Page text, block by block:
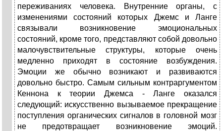
переживаниях человека. Внутренние органы, с
изменениями состояний которых Джемс и Ланге
связывали возникновение эмоциональных
состояний, кроме того, представляют собой довольно
малочувствительные структуры, которые очень
медленно приходят в состояние возбуждения.
Эмоции же обычно возникают и развиваются
довольно быстро. Самым сильным контраргументом
Кеннона к теории Джемса - Ланге оказался
следующий: искусственно вызываемое прекращение
поступления органических сигналов в головной мозг
не предотвращает возникновение эмоций.